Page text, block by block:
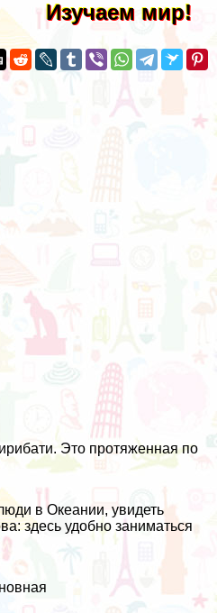
Изучаем мир!
Это протяженная по
в Океании, увидеть
здесь удобно заниматься